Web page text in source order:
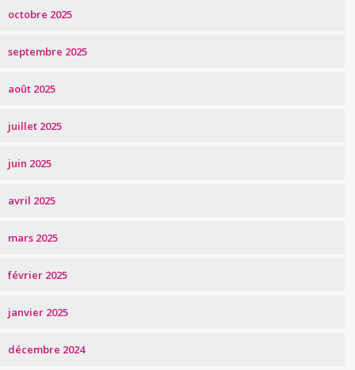
octobre 2025
septembre 2025
août 2025
juillet 2025
juin 2025
avril 2025
mars 2025
février 2025
janvier 2025
décembre 2024